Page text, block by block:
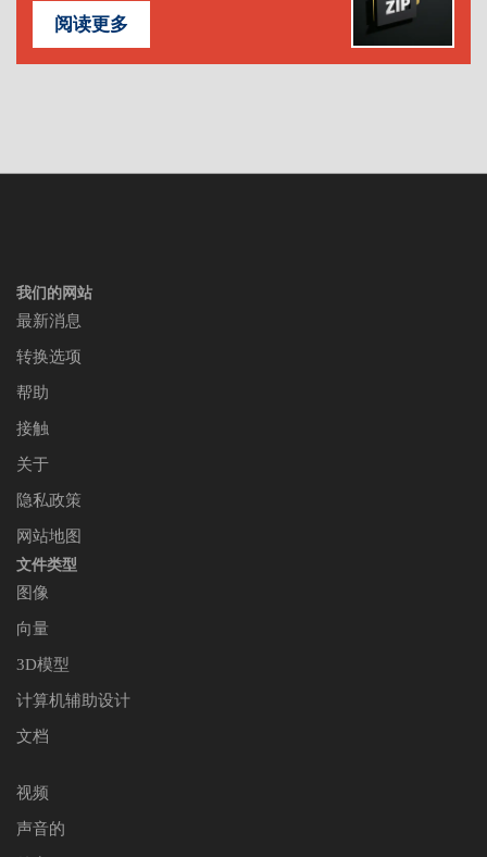
阅读更多
我们的网站
最新消息
转换选项
帮助
接触
关于
隐私政策
网站地图
文件类型
图像
向量
3D模型
计算机辅助设计
文档
视频
声音的